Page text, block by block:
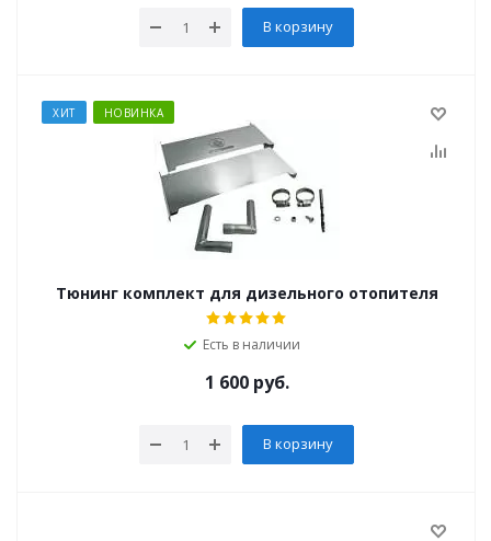
В корзину
ХИТ НОВИНКА
Тюнинг комплект для дизельного отопителя
Есть в наличии
1 600руб.
В корзину